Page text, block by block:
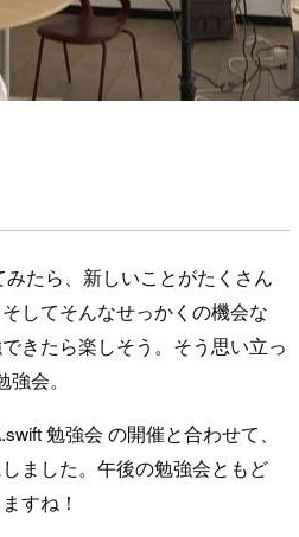
たら、新しいことがたくさん
してそんなせっかくの機会な
きたら楽しそう。そう思い立っ
会。
勉強会 の開催と合わせて、
ました。午後の勉強会ともど
すね！